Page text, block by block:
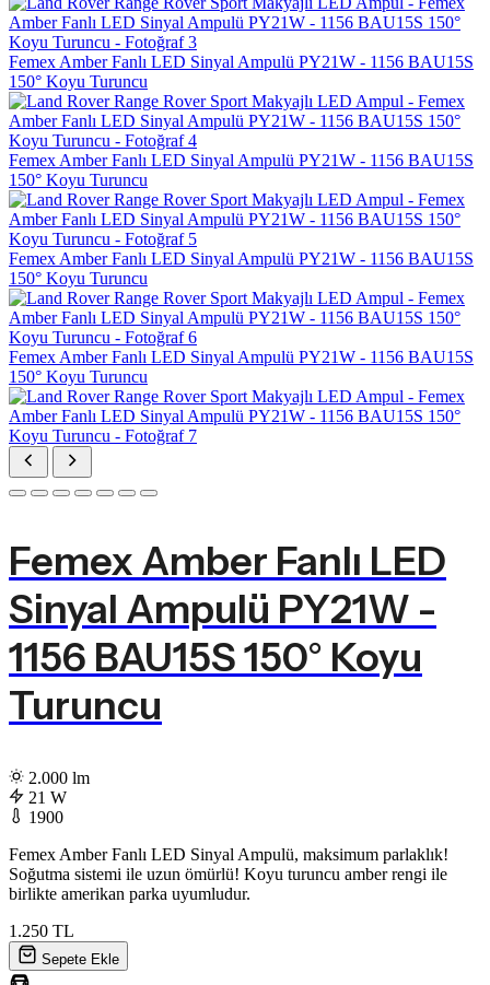
Femex Amber Fanlı LED Sinyal Ampulü PY21W - 1156 BAU15S
150° Koyu Turuncu
Femex Amber Fanlı LED Sinyal Ampulü PY21W - 1156 BAU15S
150° Koyu Turuncu
Femex Amber Fanlı LED Sinyal Ampulü PY21W - 1156 BAU15S
150° Koyu Turuncu
Femex Amber Fanlı LED Sinyal Ampulü PY21W - 1156 BAU15S
150° Koyu Turuncu
Femex Amber Fanlı LED
Sinyal Ampulü PY21W -
1156 BAU15S 150° Koyu
Turuncu
2.000 lm
21 W
1900
Femex Amber Fanlı LED Sinyal Ampulü, maksimum parlaklık!
Soğutma sistemi ile uzun ömürlü! Koyu turuncu amber rengi ile
birlikte amerikan parka uyumludur.
1.250 TL
Sepete Ekle